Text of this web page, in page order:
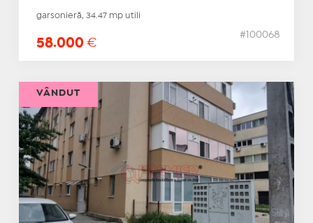
garsonieră, 34.47 mp utili
58.000 €
#100068
VÂNDUT